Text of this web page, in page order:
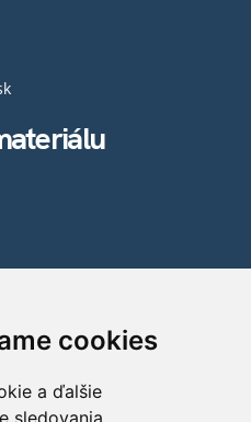
cookies
a ďalšie
sledovania